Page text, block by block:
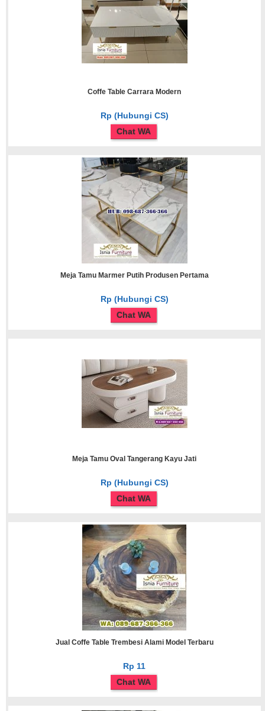
Coffe Table Carrara Modern
Rp (Hubungi CS)
Chat WA
Meja Tamu Marmer Putih Produsen Pertama
Rp (Hubungi CS)
Chat WA
Meja Tamu Oval Tangerang Kayu Jati
Rp (Hubungi CS)
Chat WA
Jual Coffe Table Trembesi Alami Model Terbaru
Rp 11
Chat WA